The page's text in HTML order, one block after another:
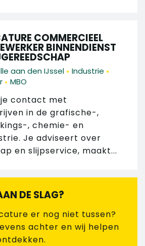
COMMERCIEEL
BINNENDIENST
aan den IJssel • Industrie •
• MBO
contact met
in de grafische-,
, chemie- en
Je adviseert over
en slijpservice, maakt...
DE SLAG?
er nog niet tussen?
achter en wij helpen